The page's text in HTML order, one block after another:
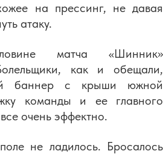
на прессинг, не давая
атаку.
матча «Шинник»
как и обещали,
баннер с крыши южной
команды и ее главного
очень эффектно.
не ладилось. Бросалось